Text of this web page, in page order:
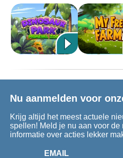
Nu aanmelden voor
Krijg altijd het meest actuele
spellen! Meld je nu aan voor
informatie over acties lekker
EMAIL